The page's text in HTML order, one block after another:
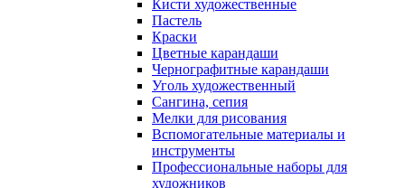
Кисти художественные
Пастель
Краски
Цветные карандаши
Чернографитные карандаши
Уголь художественный
Сангина, сепия
Мелки для рисования
Вспомогательные материалы и
инструменты
Профессиональные наборы для
художников